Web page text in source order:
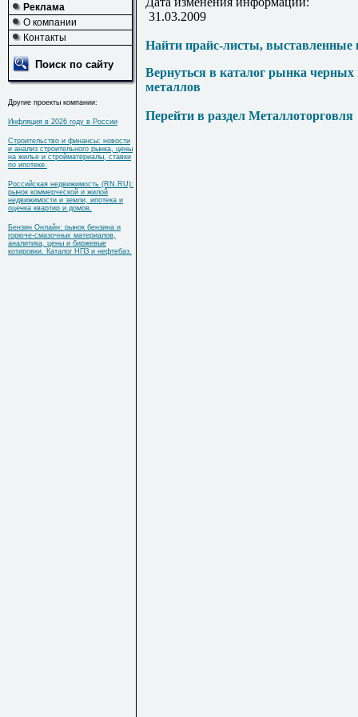
Реклама
О компании
Контакты
Поиск по сайту
Другие проекты компании:
Инфляция в 2026 году в России
Строительство и финансы: новости
и анализ строительного рынка, цены
на жилье и стройматериалы, ставки
по ипотеке.
Российская недвижимость (RN.RU):
рынок коммерческой и жилой
недвижимости и земли, ипотека и
оценка квартир и домов.
Бензин Онлайн: рынок бензина и
горюче-смазочных материалов,
аналитика, цены и биржевые
котировки. Каталог НПЗ и нефтебаз.
31.03.2009
Найти прайс-листы, выставленные
Вернуться в каталог рынка
металлов
Перейти в раздел Металлоторговля